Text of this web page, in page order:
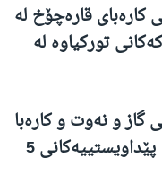
کارەبای قارەچۆخ لە
تورکیاوە لە
گاز و نەوت و کارەبا
لە هەرێمی جەزیرەی سوریا 80%ی پێداویستییەکانی 5